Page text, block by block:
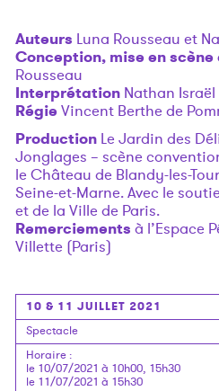
Auteurs Luna Rousseau et
Conception, mise en
Rousseau
InterprétationNathan Israël
Régie Vincent Berthe de
ProductionLe Jardin des
Jonglages – scène
le Château de Blandy-les-
Seine-et-Marne. Avec le
et de la Ville de Paris.
Remerciements à l’Espace
Villette (Paris)
10 & 11 JUILLET 2021
Spectacle
Horaire:
le 10/07/2021 à 10h00, 15h30
le 11/07/2021 à 15h30